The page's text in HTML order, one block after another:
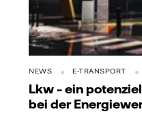
NEWS E-TRANSPORT
Lkw – ein
bei der